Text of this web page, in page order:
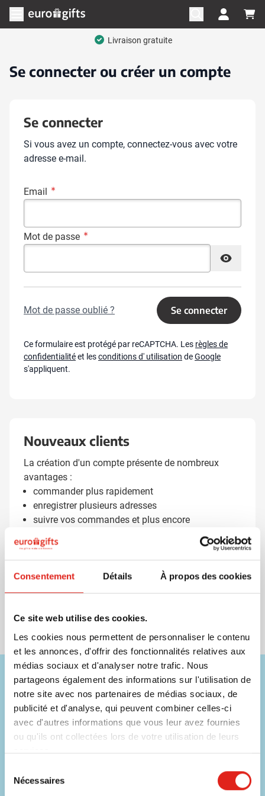
Consentement Détails À propos des cookies
Ce site web utilise des cookies.
Les cookies nous permettent de personnaliser le contenu
et les annonces, d'offrir des fonctionnalités relatives aux
médias sociaux et d'analyser notre trafic. Nous
partageons également des informations sur l'utilisation de
notre site avec nos partenaires de médias sociaux, de
publicité et d'analyse, qui peuvent combiner celles-ci
avec d'autres informations que vous leur avez fournies
ou qu'ils ont collectées lors de votre utilisation de leurs
services.
Nécessaires
Aller au contenu
Ouvrir le menu
Livraison gratuite
Se connecter ou créer un compte
Se connecter
Si vous avez un compte, connectez-vous avec votre
adresse e-mail.
Email
Mot de passe
Se connecter
Mot de passe oublié ?
Ce formulaire est protégé par reCAPTCHA. Les règles de
confidentialitéet lesconditions d' utilisation deGoogle
s'appliquent.
Nouveaux clients
La création d'un compte présente de nombreux
avantages :
commander plus rapidement
enregistrer plusieurs adresses
suivre vos commandes et plus encore
Besoin d'aide ?
Nos commerciaux sont disponibles sur les coordonnées ci-
dessous !
Téléphone
056 31 39 91
Chat